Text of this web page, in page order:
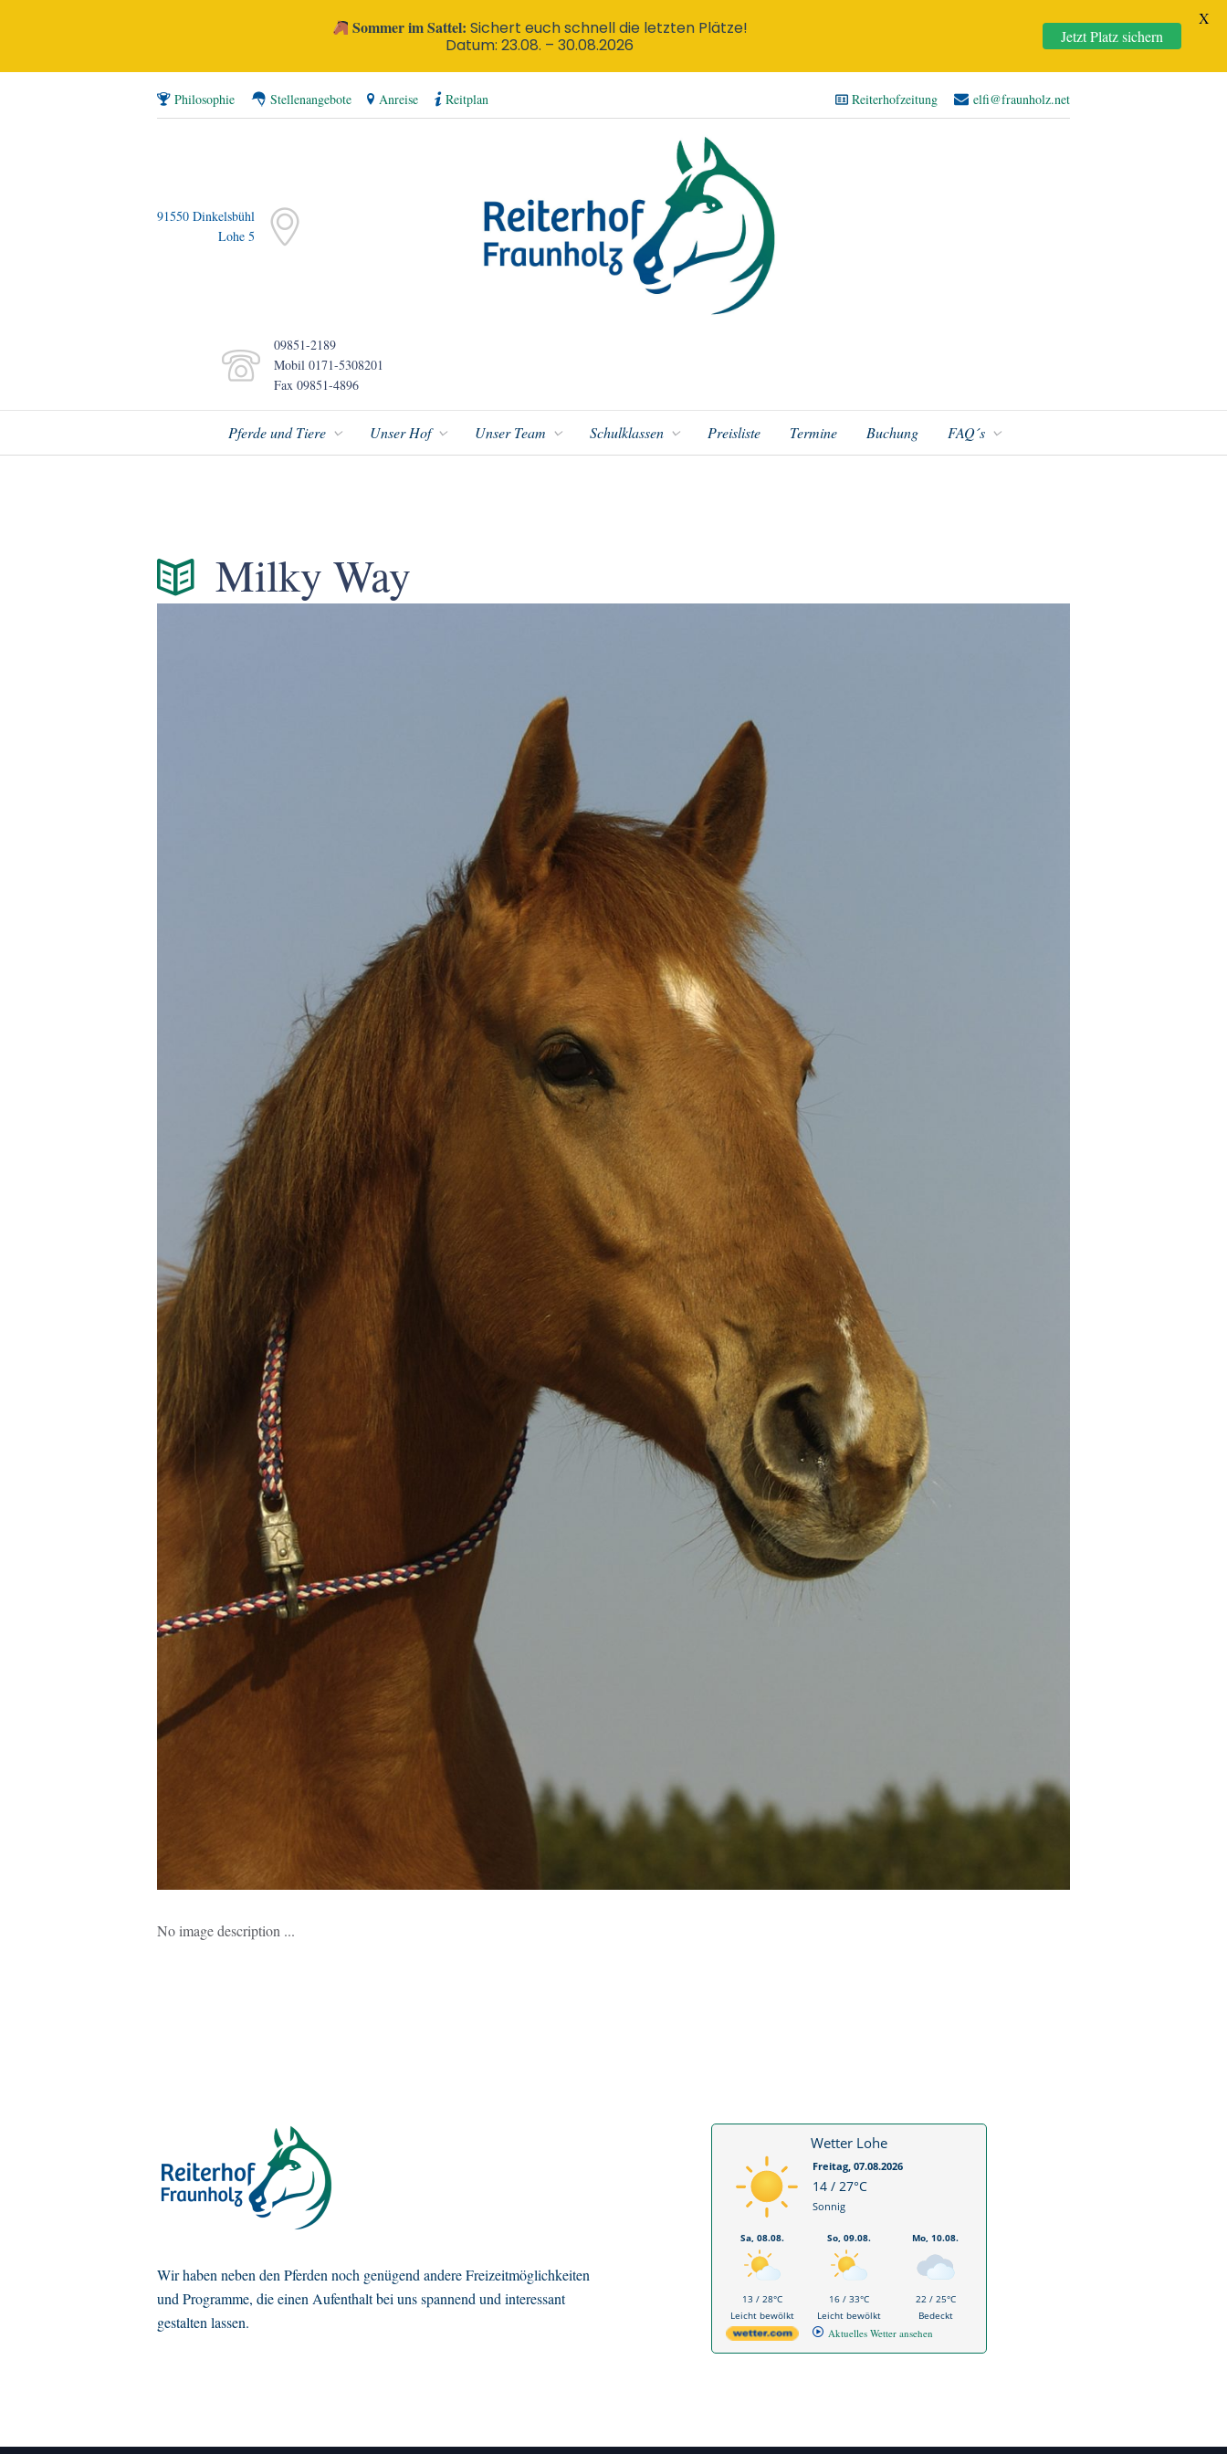
Philosophie Stellenangebote Anreise Reitplan elfi@fraunholz.net
Reiterhofzeitung
91550 Dinkelsbühl
Lohe 5
09851-2189
Mobil 0171-5308201
Fax 09851-4896
Pferde und Tiere Unser Hof Unser Team Schulklassen Preisliste Termine Buchung FAQ´s
Milky Way
No image description ...
Wir haben neben den Pferden noch genügend andere Freizeitmöglichkeiten
und Programme, die einen Aufenthalt bei uns spannend und interessant
gestalten lassen.
Wetter Lohe
Freitag, 07.08.2026
14 / 27°C
Sonnig
Sa, 08.08.
13 / 28°C
Leicht bewölkt
So, 09.08.
16 / 33°C
Leicht bewölkt
Mo, 10.08.
22 / 25°C
Bedeckt
Aktuelles Wetter ansehen
Sommer im Sattel: Sichert euch schnell die letzten Plätze!
Datum: 23.08. – 30.08.2026
Jetzt Platz sichern
X